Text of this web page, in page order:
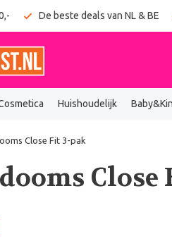
De beste deals van NL & BE
Huishoudelijk
Close Fit 3-pak
Close